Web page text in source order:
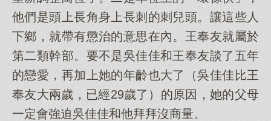
他們是頭上長角身上長刺的刺兒頭。讓這些人
下鄉，就帶有懲治的意思在內。王奉友就屬於
第二類幹部。要不是吳佳佳和王奉友談了五年
的戀愛，再加上她的年齡也大了（吳佳佳比王
奉友大兩歲，已經29歲了）的原因，她的父母
一定會強迫吳佳佳和他拜拜沒商量。